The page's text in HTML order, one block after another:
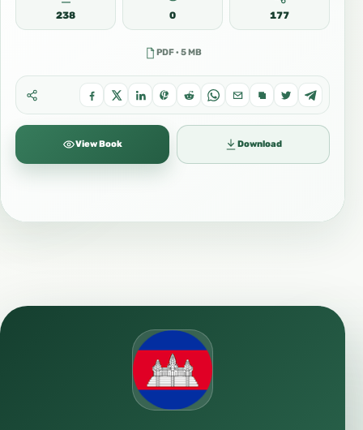
238 0 177
PDF · 5 MB
View Book Download